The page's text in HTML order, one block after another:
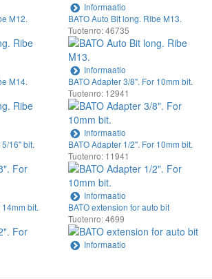
Informaatio
M12.
BATO Auto Bit long. Ribe M13.
Tuotenro: 46735
Informaatio
M14.
BATO Adapter 3/8". For 10mm bit.
Tuotenro: 12941
Informaatio
16" bit.
BATO Adapter 1/2". For 10mm bit.
Tuotenro: 11941
Informaatio
bit.
BATO extension for auto bit
Tuotenro: 4699
Informaatio